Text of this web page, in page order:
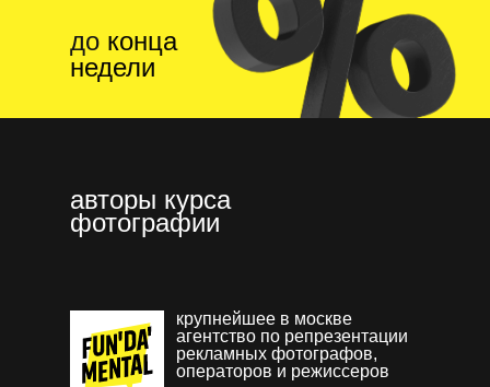
до конца
недели
авторы курса
фотографии
крупнейшее в москве
агентство по репрезентации
рекламных фотографов,
операторов и режиссеров